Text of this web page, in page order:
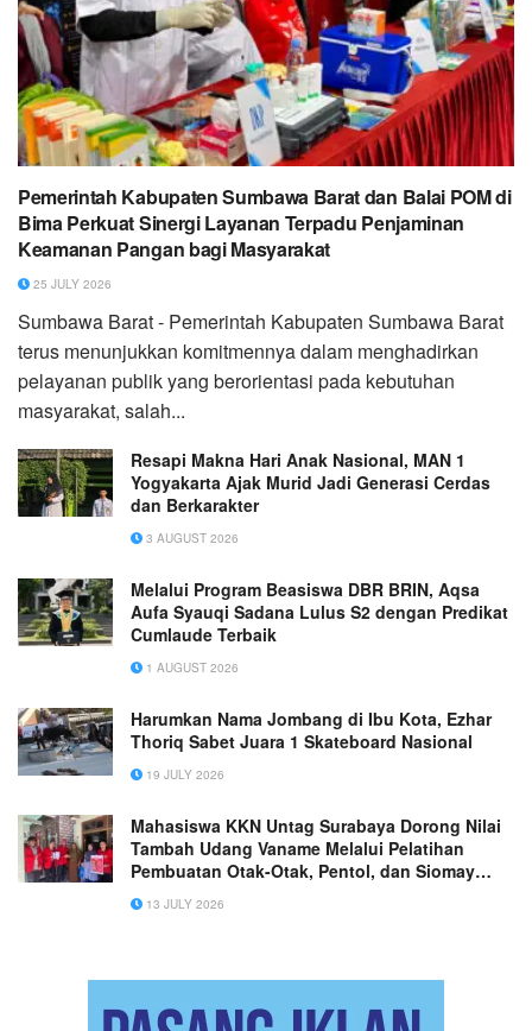
Pemerintah Kabupaten Sumbawa Barat dan Balai POM di
Bima Perkuat Sinergi Layanan Terpadu Penjaminan
Keamanan Pangan bagi Masyarakat
25 JULY 2026
Sumbawa Barat - Pemerintah Kabupaten Sumbawa Barat
terus menunjukkan komitmennya dalam menghadirkan
pelayanan publik yang berorientasi pada kebutuhan
masyarakat, salah...
Resapi Makna Hari Anak Nasional, MAN 1
Yogyakarta Ajak Murid Jadi Generasi Cerdas
dan Berkarakter
3 AUGUST 2026
Melalui Program Beasiswa DBR BRIN, Aqsa
Aufa Syauqi Sadana Lulus S2 dengan Predikat
Cumlaude Terbaik
1 AUGUST 2026
Harumkan Nama Jombang di Ibu Kota, Ezhar
Thoriq Sabet Juara 1 Skateboard Nasional
19 JULY 2026
Mahasiswa KKN Untag Surabaya Dorong Nilai
Tambah Udang Vaname Melalui Pelatihan
Pembuatan Otak-Otak, Pentol, dan Siomay
Udang di Desa Pegundan
13 JULY 2026